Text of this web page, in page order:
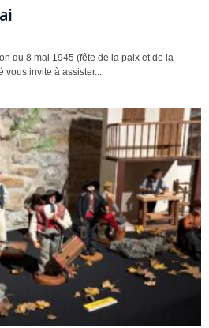
du 8 mai 1945 (fête de la paix et de la
invite à assister...